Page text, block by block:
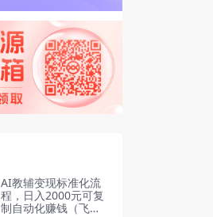
AI教辅变现标准化流
程，日入2000元可复
制自动化赚钱（飞书